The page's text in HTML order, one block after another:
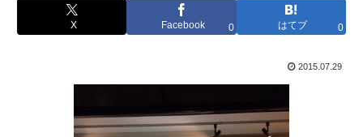
X Facebook 0 はてブ 0
2015.07.29